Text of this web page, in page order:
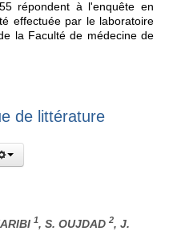
répondent à l'enquête en
effectuée par le laboratoire
la Faculté de médecine de
de littérature
1, S. OUJDAD 2, J.